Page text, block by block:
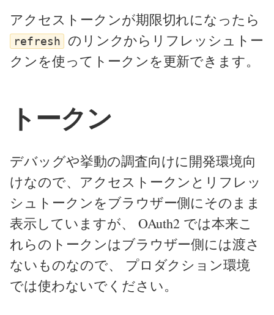
アクセストークンが期限切れになったら
refresh のリンクからリフレッシュトー
クンを使ってトークンを更新できます。
トークン
デバッグや挙動の調査向けに開発環境向
けなので、アクセストークンとリフレッ
シュトークンをブラウザー側にそのまま
表示していますが、 OAuth2 では本来こ
れらのトークンはブラウザー側には渡さ
ないものなので、 プロダクション環境
では使わないでください。